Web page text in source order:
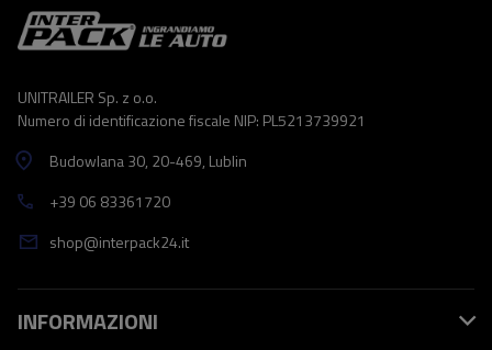
UNITRAILER Sp. z o.o.
Numero di identificazione fiscale NIP: PL5213739921
Budowlana 30, 20-469, Lublin
+39 06 83361720
shop@interpack24.it
INFORMAZIONI